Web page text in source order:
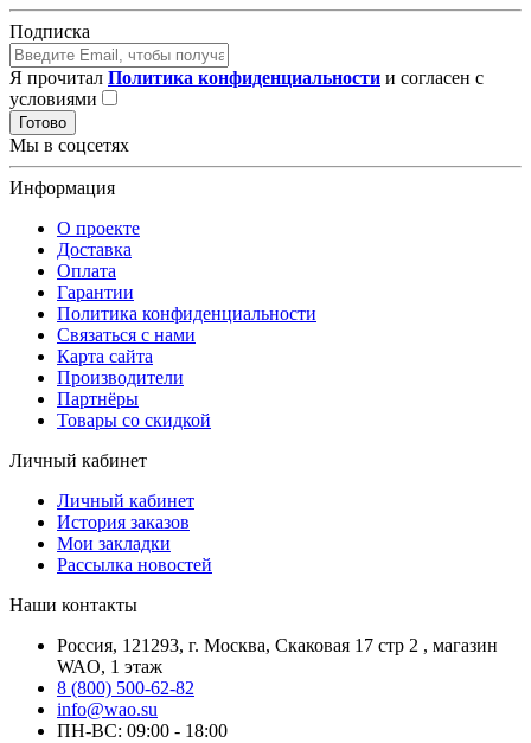
Подписка
Я прочитал Политика конфиденциальности и согласен с
условиями
Готово
Мы в соцсетях
Информация
О проекте
Доставка
Оплата
Гарантии
Политика конфиденциальности
Связаться с нами
Карта сайта
Производители
Партнёры
Товары со скидкой
Личный кабинет
Личный кабинет
История заказов
Мои закладки
Рассылка новостей
Наши контакты
Россия, 121293, г. Москва, Скаковая 17 стр 2 , магазин
WAO, 1 этаж
8 (800) 500-62-82
info@wao.su
ПН-ВС: 09:00 - 18:00